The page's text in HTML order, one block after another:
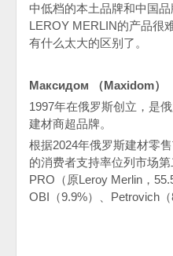
中低档的本土品牌和中国
LEROY MERLIN的产品很
有什么太大的区别了。
Максидом （Maxidom）
1997年在俄罗斯创立，是
建材商超品牌。
根据2024年俄罗斯建材零售
的消费者支持率位列市场
PRO （原Leroy Merlin ，
OBI （9.9%）、 Petrovich （